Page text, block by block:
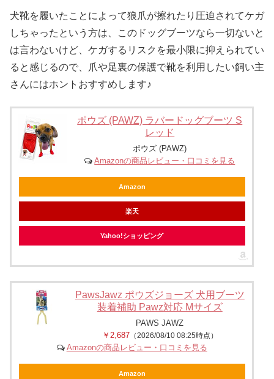
犬靴を履いたことによって狼爪が擦れたり圧迫されてケガ
しちゃったという方は、このドッグブーツなら一切ないと
は言わないけど、ケガするリスクを最小限に抑えられてい
ると感じるので、爪や足裏の保護で靴を利用したい飼い主
さんにはホントおすすめします♪
ポウズ (PAWZ) ラバードッグブーツ S
レッド
ポウズ (PAWZ)
Amazonの商品レビュー・口コミを見る
Amazon
楽天
Yahoo!ショッピング
PawsJawz ポウズジョーズ 犬用ブーツ
装着補助 Pawz対応 Mサイズ
PAWS JAWZ
￥2,687（2026/08/10 08:25時点）
Amazonの商品レビュー・口コミを見る
Amazon